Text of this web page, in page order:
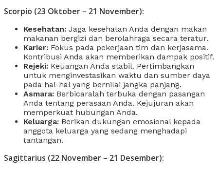
Scorpio (23 Oktober – 21 November):
Kesehatan: Jaga kesehatan Anda dengan makan
makanan bergizi dan berolahraga secara teratur.
Karier: Fokus pada pekerjaan tim dan kerjasama.
Kontribusi Anda akan memberikan dampak positif.
Rejeki: Keuangan Anda stabil. Pertimbangkan
untuk menginvestasikan waktu dan sumber daya
pada hal-hal yang bernilai jangka panjang.
Asmara: Berbicaralah terbuka dengan pasangan
Anda tentang perasaan Anda. Kejujuran akan
memperkuat hubungan Anda.
Keluarga: Berikan dukungan emosional kepada
anggota keluarga yang sedang menghadapi
tantangan.
Sagittarius (22 November – 21 Desember):